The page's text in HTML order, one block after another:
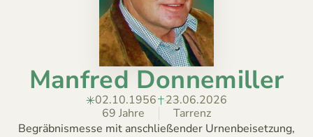
TRAUERFÄLLE
Bestattungskalender
ANGEBOT
Manfred Donnemiller
02.10.1956
23.06.2026
69 Jahre
Tarrenz
Begräbnismesse mit anschließender Urnenbeisetzung,